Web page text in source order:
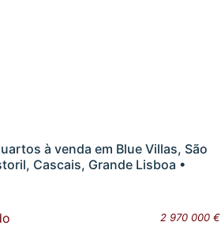
à venda em Blue Villas, São
Cascais, Grande Lisboa •
2 970 000 €